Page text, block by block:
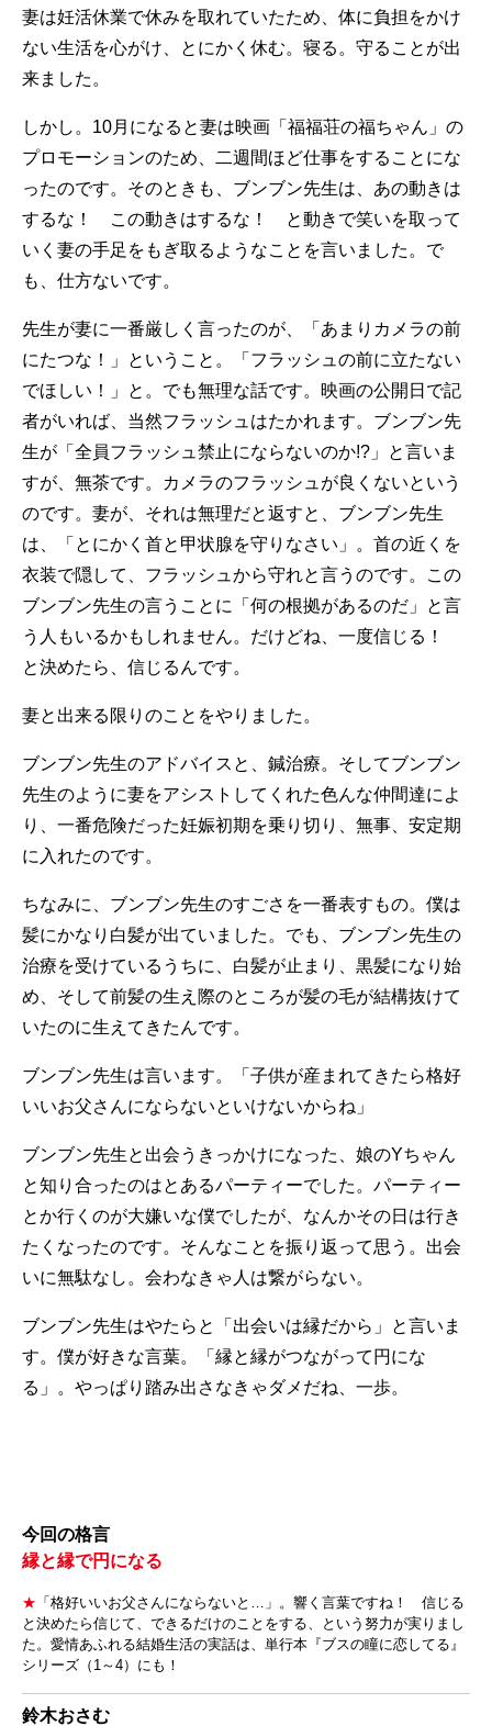
妻は妊活休業で休みを取れていたため、体に負担をかけ
ない生活を心がけ、とにかく休む。寝る。守ることが出
来ました。
しかし。10月になると妻は映画「福福荘の福ちゃん」の
プロモーションのため、二週間ほど仕事をすることにな
ったのです。そのときも、ブンブン先生は、あの動きは
するな！ この動きはするな！ と動きで笑いを取って
いく妻の手足をもぎ取るようなことを言いました。で
も、仕方ないです。
先生が妻に一番厳しく言ったのが、「あまりカメラの前
にたつな！」ということ。「フラッシュの前に立たない
でほしい！」と。でも無理な話です。映画の公開日で記
者がいれば、当然フラッシュはたかれます。ブンブン先
生が「全員フラッシュ禁止にならないのか!?」と言いま
すが、無茶です。カメラのフラッシュが良くないという
のです。妻が、それは無理だと返すと、ブンブン先生
は、「とにかく首と甲状腺を守りなさい」。首の近くを
衣装で隠して、フラッシュから守れと言うのです。この
ブンブン先生の言うことに「何の根拠があるのだ」と言
う人もいるかもしれません。だけどね、一度信じる！
と決めたら、信じるんです。
妻と出来る限りのことをやりました。
ブンブン先生のアドバイスと、鍼治療。そしてブンブン
先生のように妻をアシストしてくれた色んな仲間達によ
り、一番危険だった妊娠初期を乗り切り、無事、安定期
に入れたのです。
ちなみに、ブンブン先生のすごさを一番表すもの。僕は
髪にかなり白髪が出ていました。でも、ブンブン先生の
治療を受けているうちに、白髪が止まり、黒髪になり始
め、そして前髪の生え際のところが髪の毛が結構抜けて
いたのに生えてきたんです。
ブンブン先生は言います。「子供が産まれてきたら格好
いいお父さんにならないといけないからね」
ブンブン先生と出会うきっかけになった、娘のYちゃん
と知り合ったのはとあるパーティーでした。パーティー
とか行くのが大嫌いな僕でしたが、なんかその日は行き
たくなったのです。そんなことを振り返って思う。出会
いに無駄なし。会わなきゃ人は繋がらない。
ブンブン先生はやたらと「出会いは縁だから」と言いま
す。僕が好きな言葉。「縁と縁がつながって円にな
る」。やっぱり踏み出さなきゃダメだね、一歩。
今回の格言
縁と縁で円になる
★ 「格好いいお父さんにならないと…」。響く言葉ですね！ 信じる
と決めたら信じて、できるだけのことをする、という努力が実りまし
た。愛情あふれる結婚生活の実話は、単行本『ブスの瞳に恋してる』
シリーズ（1～4）にも！
鈴木おさむ